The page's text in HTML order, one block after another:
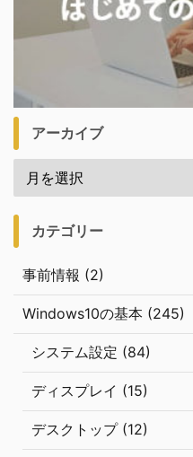
アーカイブ
カテゴリー
事前情報 (2)
Windows10の基本 (245)
システム設定 (84)
ディスプレイ (15)
デスクトップ (12)